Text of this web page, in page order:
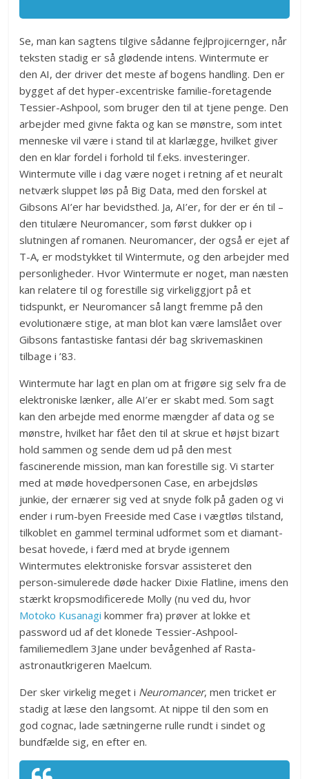
Se, man kan sagtens tilgive sådanne fejlprojicernger, når
teksten stadig er så glødende intens. Wintermute er
den AI, der driver det meste af bogens handling. Den er
bygget af det hyper-excentriske familie-foretagende
Tessier-Ashpool, som bruger den til at tjene penge. Den
arbejder med givne fakta og kan se mønstre, som intet
menneske vil være i stand til at klarlægge, hvilket giver
den en klar fordel i forhold til f.eks. investeringer.
Wintermute ville i dag være noget i retning af et neuralt
netværk sluppet løs på Big Data, med den forskel at
Gibsons AI’er har bevidsthed. Ja, AI’er, for der er én til –
den titulære Neuromancer, som først dukker op i
slutningen af romanen. Neuromancer, der også er ejet af
T-A, er modstykket til Wintermute, og den arbejder med
personligheder. Hvor Wintermute er noget, man næsten
kan relatere til og forestille sig virkeliggjort på et
tidspunkt, er Neuromancer så langt fremme på den
evolutionære stige, at man blot kan være lamslået over
Gibsons fantastiske fantasi dér bag skrivemaskinen
tilbage i ’83.
Wintermute har lagt en plan om at frigøre sig selv fra de
elektroniske lænker, alle AI’er er skabt med. Som sagt
kan den arbejde med enorme mængder af data og se
mønstre, hvilket har fået den til at skrue et højst bizart
hold sammen og sende dem ud på den mest
fascinerende mission, man kan forestille sig. Vi starter
med at møde hovedpersonen Case, en arbejdsløs
junkie, der ernærer sig ved at snyde folk på gaden og vi
ender i rum-byen Freeside med Case i vægtløs tilstand,
tilkoblet en gammel terminal udformet som et diamant-
besat hovede, i færd med at bryde igennem
Wintermutes elektroniske forsvar assisteret den
person-simulerede døde hacker Dixie Flatline, imens den
stærkt kropsmodificerede Molly (nu ved du, hvor
Motoko Kusanagi kommer fra) prøver at lokke et
password ud af det klonede Tessier-Ashpool-
familiemedlem 3Jane under bevågenhed af Rasta-
astronautkrigeren Maelcum.
Der sker virkelig meget i Neuromancer, men tricket er
stadig at læse den langsomt. At nippe til den som en
god cognac, lade sætningerne rulle rundt i sindet og
bundfælde sig, en efter en.